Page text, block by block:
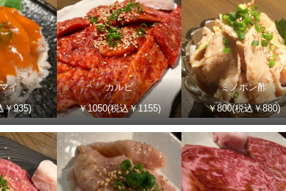
イ
￥935)
カルビ
￥1050(税込￥1155)
ミノポン酢
￥800(税込￥880)